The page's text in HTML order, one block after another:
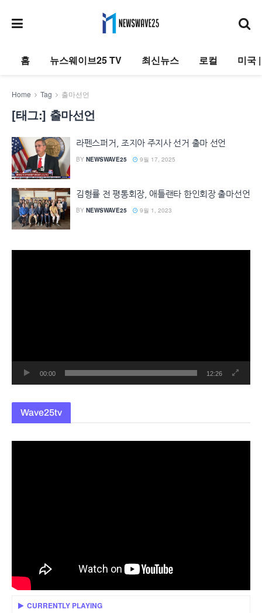
홈 뉴스웨이브25 TV 최신뉴스 로컬 미국
Home Tag 출마선언
[태그:] 출마선언
라펜스퍼거, 조지아 주지사 선거 출마 선언
BY NEWSWAVE25 9월 17, 2025
김형률 전 평통회장, 애틀랜타 한인회장 출마선언
BY NEWSWAVE25 9월 1, 2023
00:00 12:26
Wave25tv
CURRENTLY PLAYING